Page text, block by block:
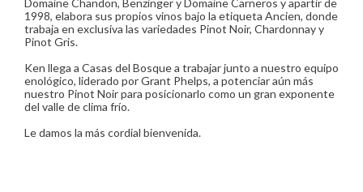
1998, elabora sus propios vinos bajo la etiqueta Ancien, donde
trabaja en exclusiva las variedades Pinot Noir, Chardonnay y
Pinot Gris.
Ken llega a Casas del Bosque a trabajar junto a nuestro equipo
enológico, liderado por Grant Phelps, a potenciar aún más
nuestro Pinot Noir para posicionarlo como un gran exponente
del valle de clima frío.
Le damos la más cordial bienvenida.